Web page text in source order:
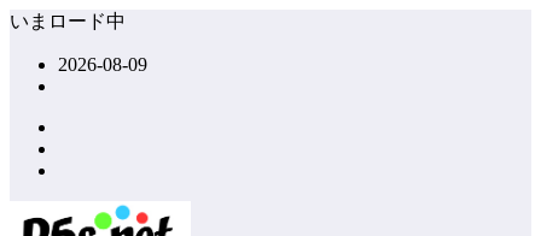
コ
ッ
いまロード中
2026-08-09